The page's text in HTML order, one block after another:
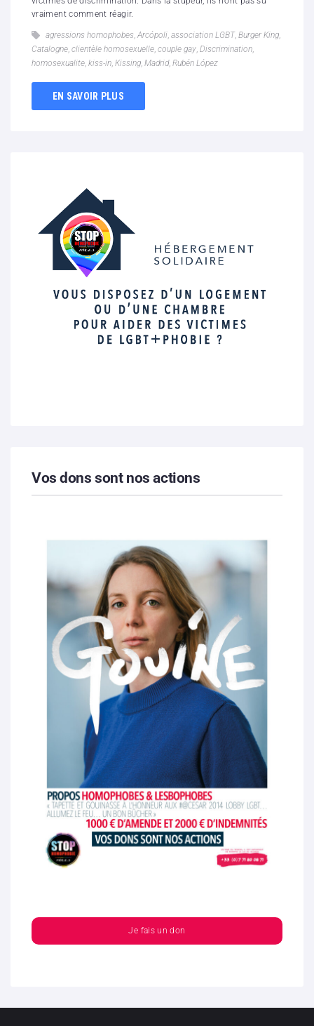
vraiment comment réagir.
agressions homophobes, Arcópoli, association LGBT, Burger King,
Catalogne, clientèle homosexuelle, couple gay, Discrimination,
homosexualite, kiss-in, Kissing, Madrid, Rubén López
EN SAVOIR PLUS
Vos dons sont nos actions
Je fais un don